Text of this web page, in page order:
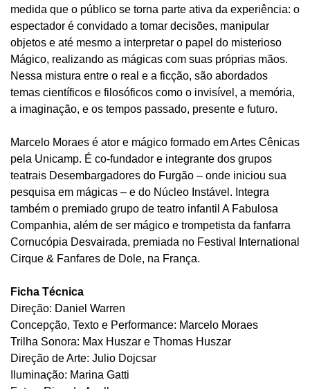
medida que o público se torna parte ativa da experiência: o
espectador é convidado a tomar decisões, manipular
objetos e até mesmo a interpretar o papel do misterioso
Mágico, realizando as mágicas com suas próprias mãos.
Nessa mistura entre o real e a ficção, são abordados
temas científicos e filosóficos como o invisível, a memória,
a imaginação, e os tempos passado, presente e futuro.
Marcelo Moraes é ator e mágico formado em Artes Cênicas
pela Unicamp. É co-fundador e integrante dos grupos
teatrais Desembargadores do Furgão – onde iniciou sua
pesquisa em mágicas – e do Núcleo Instável. Integra
também o premiado grupo de teatro infantil A Fabulosa
Companhia, além de ser mágico e trompetista da fanfarra
Cornucópia Desvairada, premiada no Festival International
Cirque & Fanfares de Dole, na França.
Ficha Técnica
Direção: Daniel Warren
Concepção, Texto e Performance: Marcelo Moraes
Trilha Sonora: Max Huszar e Thomas Huszar
Direção de Arte: Julio Dojcsar
Iluminação: Marina Gatti